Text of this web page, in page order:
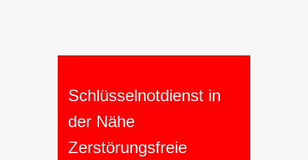
Schlüsselnotdienst in
der Nähe
Zerstörungsfreie